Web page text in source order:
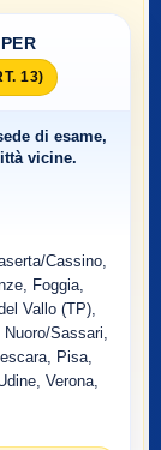
13)
di esame,
vicine.
Cassino,
Foggia,
Vallo (TP),
Sassari,
Pisa,
Verona,